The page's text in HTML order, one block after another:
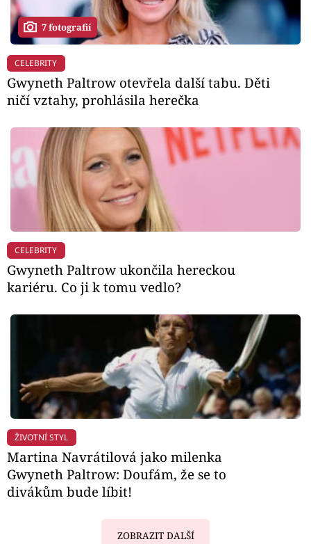
7 fotografií
CELEBRITY
Gwyneth Paltrow otevřela další tabu. Děti
ničí vztahy, prohlásila herečka
CELEBRITY
Gwyneth Paltrow ukončila hereckou
kariéru. Co ji k tomu vedlo?
ŽIVOTNÍ STYL
Martina Navrátilová jako milenka
Gwyneth Paltrow: Doufám, že se to
divákům bude líbit!
ZOBRAZIT DALŠÍ